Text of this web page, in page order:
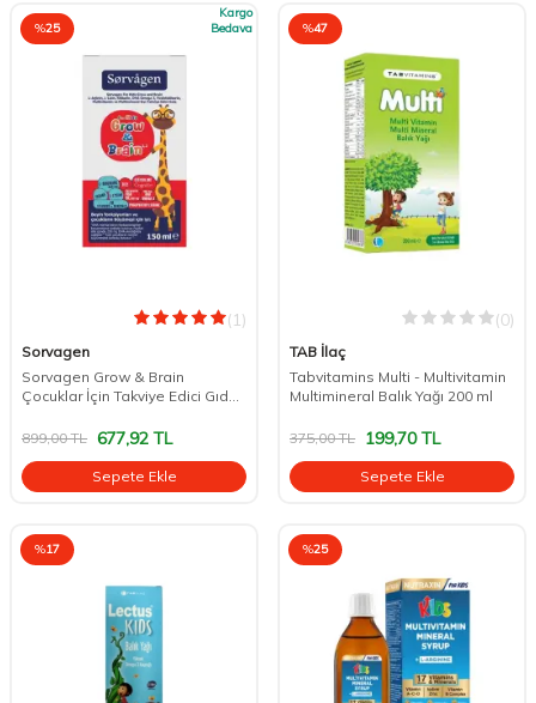
%25
Kargo
Bedava
(1)
Sorvagen
Sorvagen Grow & Brain
Çocuklar İçin Takviye Edici Gıda
899,00TL 677,92 TL
Sepete Ekle
%47
(0)
TAB İlaç
Tabvitamins Multi - Multivitamin
Multimineral Balık Yağı 200 ml
375,00TL 199,70TL
Sepete Ekle
%17 %25